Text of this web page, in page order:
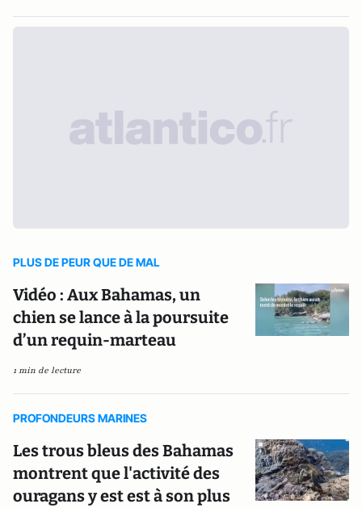
PLUS DE PEUR QUE DE MAL
Vidéo : Aux Bahamas, un
chien se lance à la poursuite
d’un requin-marteau
1 min de lecture
PROFONDEURS MARINES
Les trous bleus des Bahamas
montrent que l'activité des
ouragans y est est à son plus